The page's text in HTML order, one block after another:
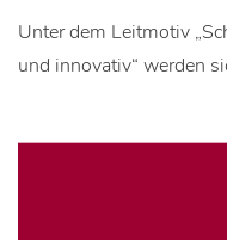
Unter dem Leitmotiv
und innovativ“ werden